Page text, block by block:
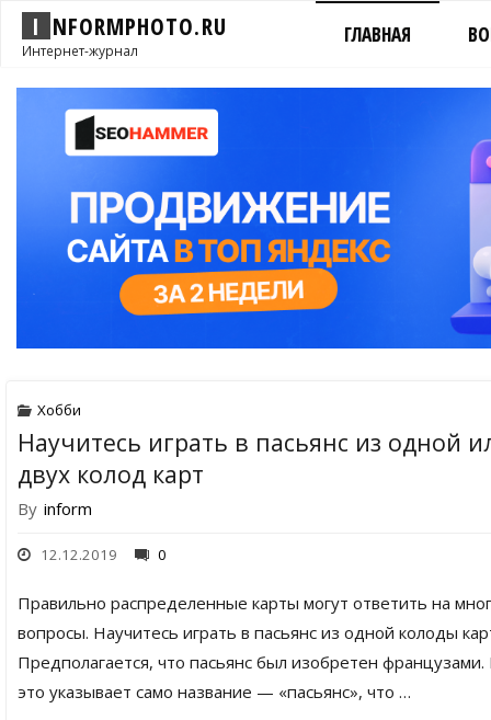
I NFORMPHOTO.RU
Интернет-журнал
ГЛАВНАЯ
Хобби
Научитесь играть в пасьянс из одной
двух колод карт
By inform
12.12.2019 0
Правильно распределенные карты могут ответить на
вопросы. Научитесь играть в пасьянс из одной колоды
Предполагается, что пасьянс был изобретен французами.
это указывает само название — «пасьянс», что …